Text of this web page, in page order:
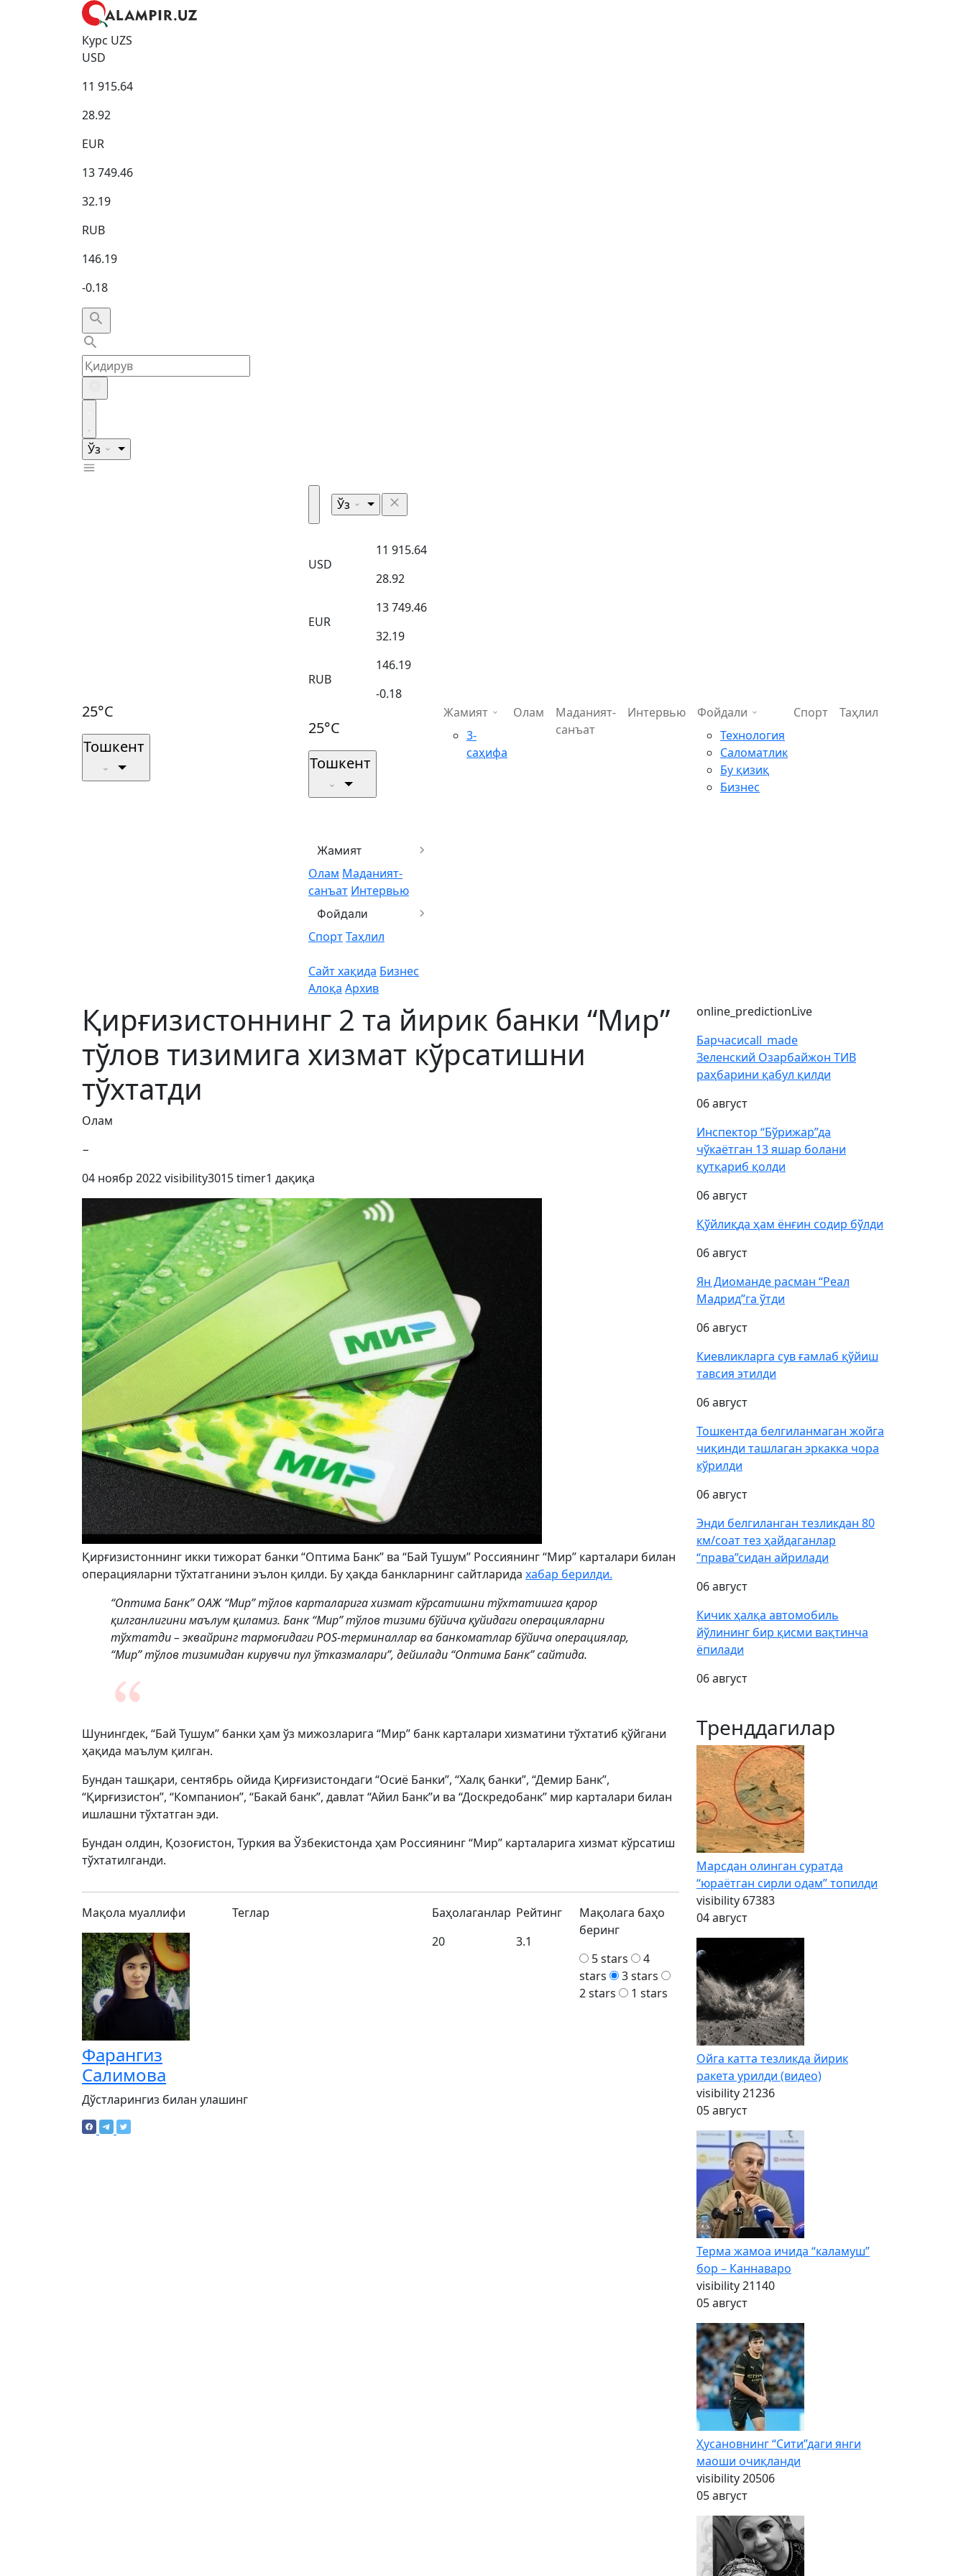
Курс UZS
USD
11 915.64
28.92
EUR
13 749.46
32.19
RUB
146.19
-0.18
Ўз
25°C
Тошкент
Ўз
USD
11 915.64
28.92
EUR
13 749.46
32.19
RUB
146.19
-0.18
25°C
Тошкент
Жамият
Олам Маданият-
санъат Интервью
Фойдали
СпортТаҳлил
Сайт хақида Бизнес
Алоқа Архив
Жамият
3-
саҳифа
Олам
Маданият-
санъат
Интервью
Фойдали
Технология
Саломатлик
Бу қизиқ
Бизнес
Спорт Таҳлил
Қирғизистоннинг 2 та йирик банки “Мир”
тўлов тизимига хизмат кўрсатишни
тўхтатди
Олам
−
04 ноябр 2022visibility3015timer1 дақиқа
Қирғизистоннинг икки тижорат банки “Оптима Банк” ва “Бай Тушум” Россиянинг “Мир” карталари билан
операцияларни тўхтатганини эълон қилди. Бу ҳақда банкларнинг сайтларида хабар берилди.
“Оптима Банк” ОАЖ “Мир” тўлов карталарига хизмат кўрсатишни тўхтатишга қарор
қилганлигини маълум қиламиз. Банк “Мир” тўлов тизими бўйича қуйидаги операцияларни
тўхтатди – эквайринг тармоғидаги POS-терминаллар ва банкоматлар бўйича операциялар,
“Мир” тўлов тизимидан кирувчи пул ўтказмалари”, дейилади “Оптима Банк” сайтида.
Шунингдек, “Бай Тушум” банки ҳам ўз мижозларига “Мир” банк карталари хизматини тўхтатиб қўйгани
ҳақида маълум қилган.
Бундан ташқари, сентябрь ойида Қирғизистондаги “Осиё Банки”, “Халқ банки”, “Демир Банк”,
“Қирғизистон”, “Компанион”, “Бакай банк”, давлат “Айил Банк”и ва “Доскредобанк” мир карталари билан
ишлашни тўхтатган эди.
Бундан олдин, Қозоғистон, Туркия ва Ўзбекистонда ҳам Россиянинг “Мир” карталарига хизмат кўрсатиш
тўхтатилганди.
Мақола муаллифи
Фарангиз
Салимова
Теглар
Баҳолаганлар
20
Рейтинг
3.1
Мақолага баҳо
беринг
5 stars
4
stars
3 stars
2 stars
1 stars
Дўстларингиз билан улашинг
online_predictionLive
Барчасиcall_made
Зеленский Озарбайжон ТИВ
раҳбарини қабул қилди
06 август
Инспектор “Бўрижар”да
чўкаётган 13 яшар болани
қутқариб қолди
06 август
Қўйлиқда ҳам ёнғин содир бўлди
06 август
Ян Диоманде расман “Реал
Мадрид”га ўтди
06 август
Киевликларга сув ғамлаб қўйиш
тавсия этилди
06 август
Тошкентда белгиланмаган жойга
чиқинди ташлаган эркакка чора
кўрилди
06 август
Энди белгиланган тезликдан 80
км/соат тез ҳайдаганлар
“права”сидан айрилади
06 август
Кичик ҳалқа автомобиль
йўлининг бир қисми вақтинча
ёпилади
06 август
Тренддагилар
Марсдан олинган суратда
“юраётган сирли одам” топилди
visibility 67383
04 август
Ойга катта тезликда йирик
ракета урилди (видео)
visibility21236
05 август
Терма жамоа ичида “каламуш”
бор – Каннаваро
visibility21140
05 август
Ҳусановнинг “Сити”даги янги
маоши очиқланди
visibility20506
05 август